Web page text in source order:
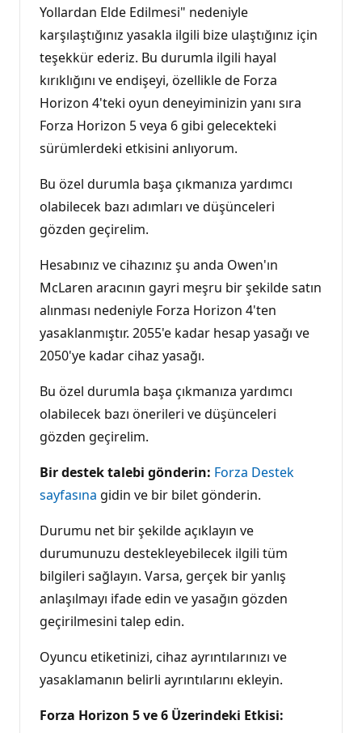
Yollardan Elde Edilmesi" nedeniyle
karşılaştığınız yasakla ilgili bize ulaştığınız için
teşekkür ederiz. Bu durumla ilgili hayal
kırıklığını ve endişeyi, özellikle de Forza
Horizon 4'teki oyun deneyiminizin yanı sıra
Forza Horizon 5 veya 6 gibi gelecekteki
sürümlerdeki etkisini anlıyorum.
Bu özel durumla başa çıkmanıza yardımcı
olabilecek bazı adımları ve düşünceleri
gözden geçirelim.
Hesabınız ve cihazınız şu anda Owen'ın
McLaren aracının gayri meşru bir şekilde satın
alınması nedeniyle Forza Horizon 4'ten
yasaklanmıştır. 2055'e kadar hesap yasağı ve
2050'ye kadar cihaz yasağı.
Bu özel durumla başa çıkmanıza yardımcı
olabilecek bazı önerileri ve düşünceleri
gözden geçirelim.
Bir destek talebi gönderin: Forza Destek
sayfasına gidin ve bir bilet gönderin.
Durumu net bir şekilde açıklayın ve
durumunuzu destekleyebilecek ilgili tüm
bilgileri sağlayın. Varsa, gerçek bir yanlış
anlaşılmayı ifade edin ve yasağın gözden
geçirilmesini talep edin.
Oyuncu etiketinizi, cihaz ayrıntılarınızı ve
yasaklamanın belirli ayrıntılarını ekleyin.
Forza Horizon 5 ve 6 Üzerindeki Etkisi: